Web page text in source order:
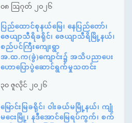
၀၈ ဩဂုတ် ၂၀၂၆
ပြည်ထောင်စုနယ်မြေ၊ နေပြည်တော်၊
ဇေယျာသီရိခရိုင်၊ ဇေယျာသီရိမြို့နယ်၊
စည်ပင်ကြီးကျေးရွာ
အ.ထ.က(ခွဲ)ကျောင်း၌ အသိပညာပေး
ဟောပြောပွဲဆောင်ရွက်မှုသတင်း
၃၀ ဇူလိုင် ၂၀၂၆
မြောင်းမြခရိုင်၊ ဝါးခယ်မမြို့နယ်၊ ကျုံ
မငေးမြို့၊ နဒီအောင်မြေရပ်ကွက်၊ စက်